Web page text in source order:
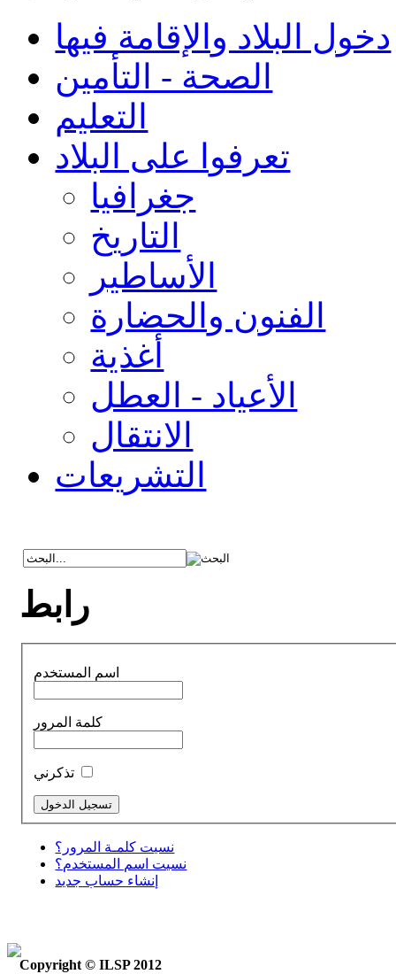
دخول البلاد والإقامة فيها
الصحة - التأمين
التعليم
تعرفوا على البلاد
جغرافيا
التاريخ
الأساطير
الفنون والحضارة
أغذية
الأعياد - العطل
الانتقال
التشريعات
رابط
اسم المستخدم
كلمة المرور
نسيت كلمـة المرور؟
نسيت اسم المستخدم؟
إنشاء حساب جديد
Copyright © ILSP 2012